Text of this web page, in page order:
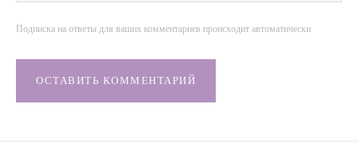
Подписка на ответы для ваших комментариев происходит автоматически
ОСТАВИТЬ КОММЕНТАРИЙ